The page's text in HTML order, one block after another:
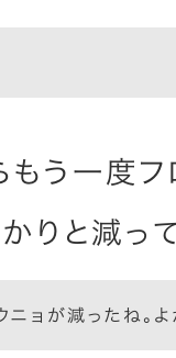
もう一度
りと減っ
ニョが減ったね。